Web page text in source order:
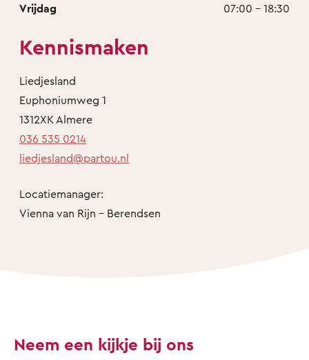
Vrijdag
07:00 - 18:30
Kennismaken
Liedjesland
Euphoniumweg 1
1312XK Almere
036 535 0214
liedjesland@partou.nl
Locatiemanager:
Vienna van Rijn - Berendsen
Neem een kijkje bij ons